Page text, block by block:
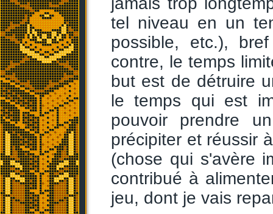
tel niveau en un
possible, etc.),
contre, le temps
but est de détruire
le temps qui est
pouvoir prendre
précipiter et réussir
(chose qui s'avère
contribué à
jeu, dont je vais